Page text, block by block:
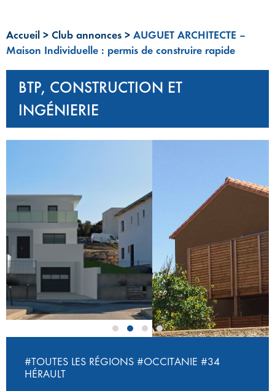
Accueil > Club annonces > AUGUET ARCHITECTE –
Maison Individuelle : permis de construire rapide
BTP, CONSTRUCTION ET
INGÉNIERIE
›
#TOUTES LES RÉGIONS #OCCITANIE #34
HÉRAULT